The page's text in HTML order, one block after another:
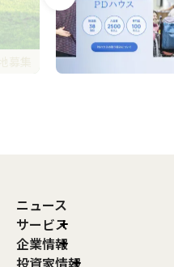
ニュース
サービス
企業情報